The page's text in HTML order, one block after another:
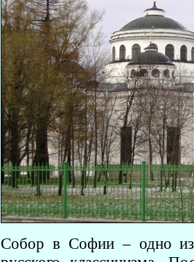
Собор в Софии – одно из